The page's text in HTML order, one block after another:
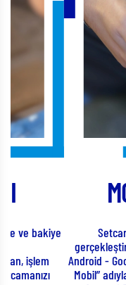
MOBİL
Setcard Mobil
gerçekleştirirken,
Android - Google Play
Mobil” adıyla